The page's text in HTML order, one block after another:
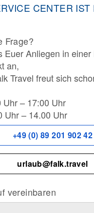
CENTER IST
Frage?
Euer Anliegen in
an,
Travel freut sich
Uhr – 17:00 Uhr
Uhr – 14.00 Uhr
+49 (0) 89 201 902 42
urlaub@falk.travel
vereinbaren